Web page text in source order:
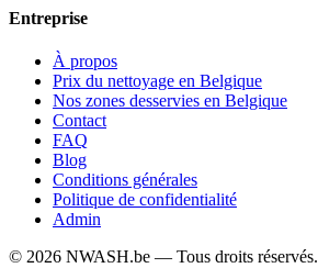
Entreprise
À propos
Prix du nettoyage en Belgique
Nos zones desservies en Belgique
Contact
FAQ
Blog
Conditions générales
Politique de confidentialité
Admin
© 2026 NWASH.be — Tous droits réservés.